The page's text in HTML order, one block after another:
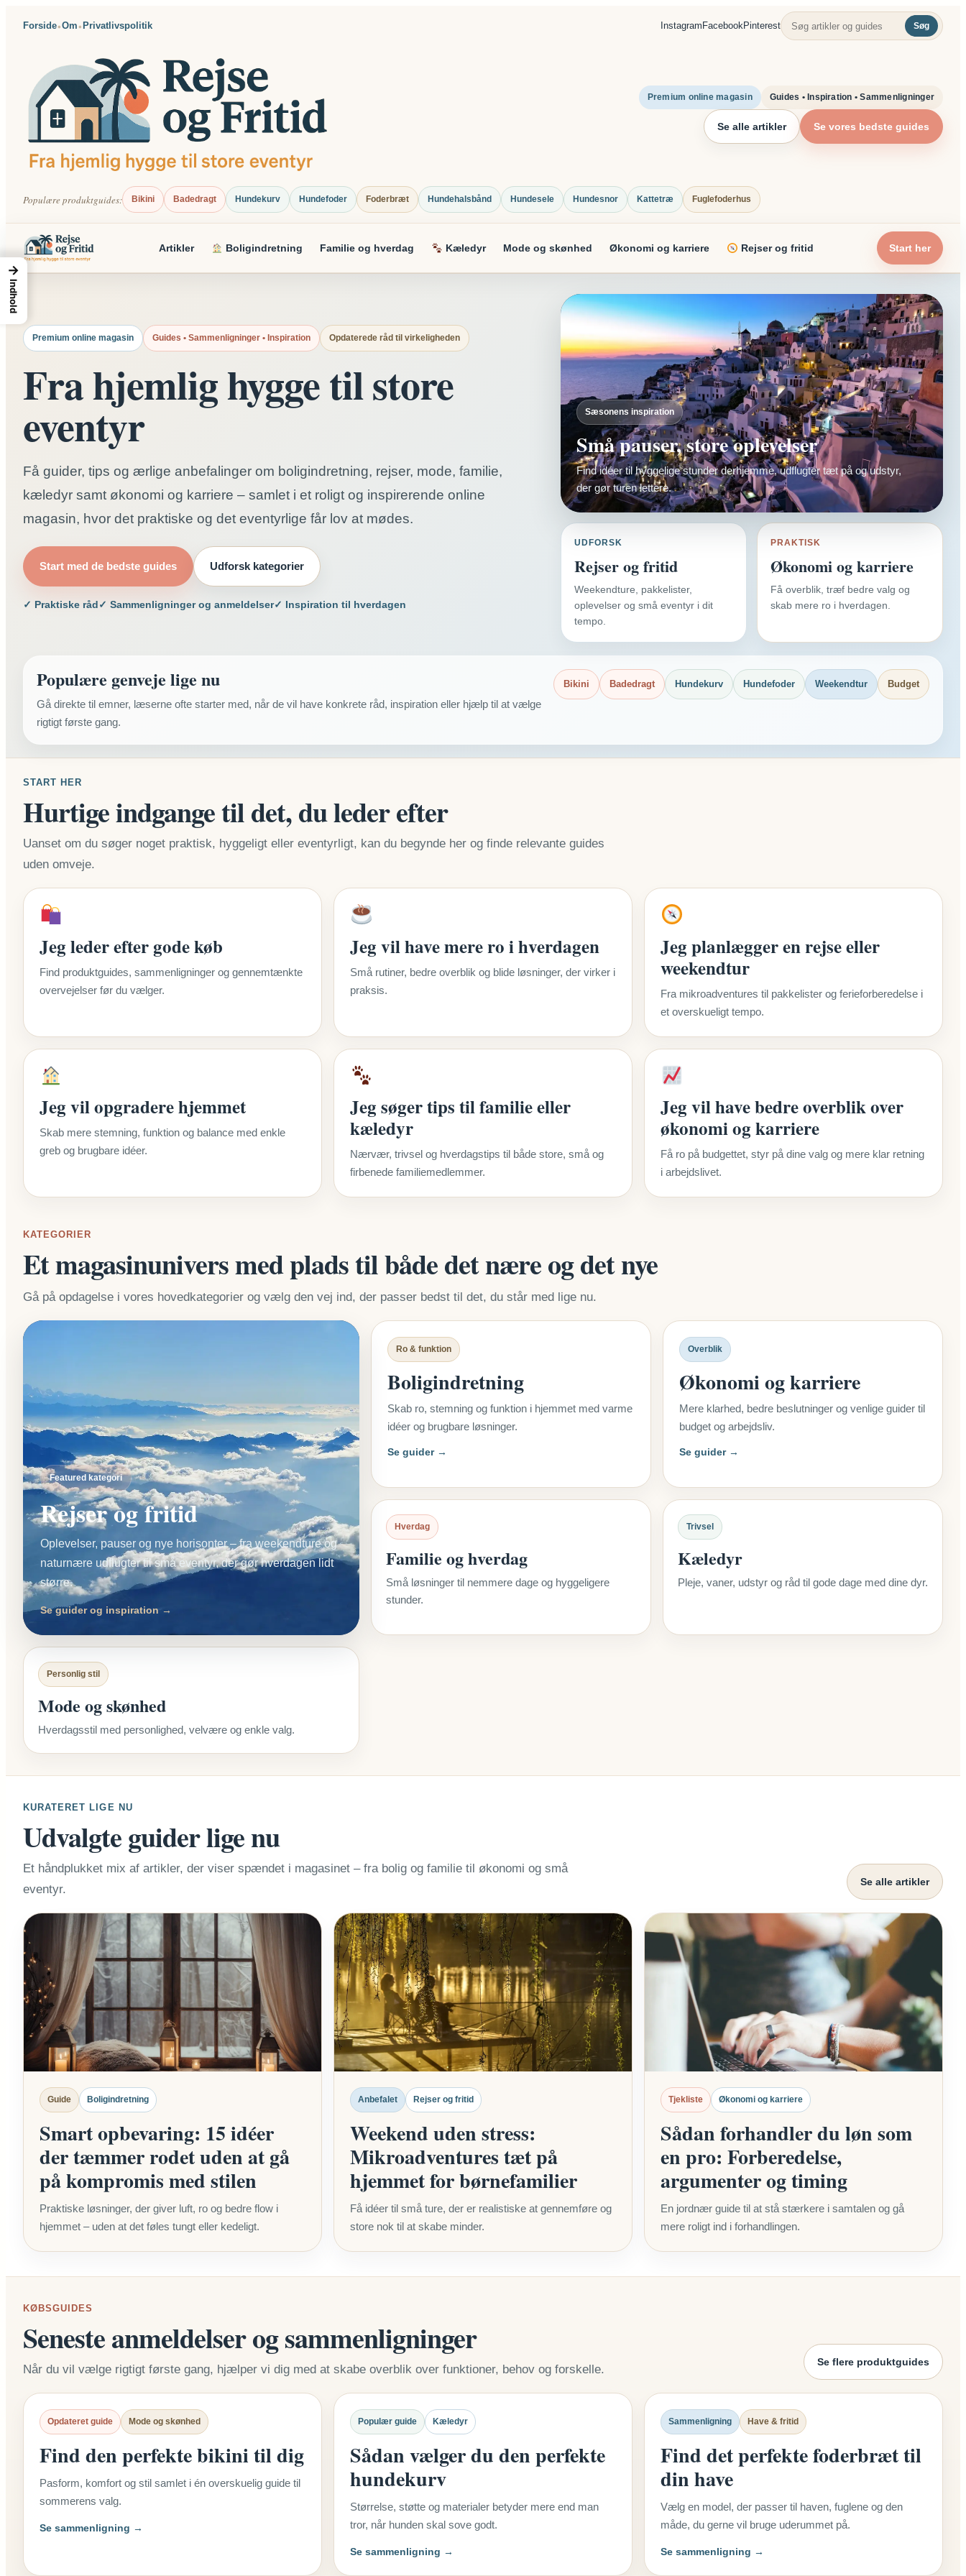
Forside•Om• Privatlivspolitik Instagram FacebookPinterest Søg
Premium online magasin Guides • Inspiration • Sammenligninger
Se alle artikler Se vores bedste guides
Populære produktguides: Bikini Badedragt Hundekurv Hundefoder Foderbræt Hundehalsbånd Hundesele Hundesnor Kattetræ Fuglefoderhus
Artikler Boligindretning Familie og hverdag Kæledyr Mode og skønhed Økonomi og karriere Rejser og fritid Start her
Premium online magasin Guides • Sammenligninger • Inspiration Opdaterede råd til virkeligheden
Fra hjemlig hygge til store
eventyr
Få guider, tips og ærlige anbefalinger om boligindretning, rejser, mode, familie,
kæledyr samt økonomi og karriere – samlet i et roligt og inspirerende online
magasin, hvor det praktiske og det eventyrlige får lov at mødes.
Start med de bedste guides Udforsk kategorier
✓ Praktiske råd✓ Sammenligninger og anmeldelser✓ Inspiration til hverdagen
Sæsonens inspiration
Små pauser, store oplevelser
Find idéer til hyggelige stunder derhjemme, udflugter tæt på og udstyr,
der gør turen lettere.
UDFORSK
Rejser og fritid
Weekendture, pakkelister,
oplevelser og små eventyr i dit
tempo.
PRAKTISK
Økonomi og karriere
Få overblik, træf bedre valg og
skab mere ro i hverdagen.
Populære genveje lige nu
Gå direkte til emner, læserne ofte starter med, når de vil have konkrete råd, inspiration eller hjælp til at vælge
rigtigt første gang.
Bikini Badedragt Hundekurv Hundefoder Weekendtur Budget
START HER
Hurtige indgange til det, du leder efter
Uanset om du søger noget praktisk, hyggeligt eller eventyrligt, kan du begynde her og finde relevante guides
uden omveje.
Jeg leder efter gode køb
Find produktguides, sammenligninger og gennemtænkte
overvejelser før du vælger.
Jeg vil have mere ro i hverdagen
Små rutiner, bedre overblik og blide løsninger, der virker i
praksis.
Jeg planlægger en rejse eller
weekendtur
Fra mikroadventures til pakkelister og ferieforberedelse i
et overskueligt tempo.
Jeg vil opgradere hjemmet
Skab mere stemning, funktion og balance med enkle
greb og brugbare idéer.
Jeg søger tips til familie eller
kæledyr
Nærvær, trivsel og hverdagstips til både store, små og
firbenede familiemedlemmer.
Jeg vil have bedre overblik over
økonomi og karriere
Få ro på budgettet, styr på dine valg og mere klar retning
i arbejdslivet.
KATEGORIER
Et magasinunivers med plads til både det nære og det nye
Gå på opdagelse i vores hovedkategorier og vælg den vej ind, der passer bedst til det, du står med lige nu.
Featured kategori
Rejser og fritid
Oplevelser, pauser og nye horisonter – fra weekendture og
naturnære udflugter til små eventyr, der gør hverdagen lidt
større.
Se guider og inspiration →
Ro & funktion
Boligindretning
Skab ro, stemning og funktion i hjemmet med varme
idéer og brugbare løsninger.
Se guider →
Overblik
Økonomi og karriere
Mere klarhed, bedre beslutninger og venlige guider til
budget og arbejdsliv.
Se guider →
Hverdag
Familie og hverdag
Små løsninger til nemmere dage og hyggeligere
stunder.
Trivsel
Kæledyr
Pleje, vaner, udstyr og råd til gode dage med dine dyr.
Personlig stil
Mode og skønhed
Hverdagsstil med personlighed, velvære og enkle valg.
KURATERET LIGE NU
Udvalgte guider lige nu
Et håndplukket mix af artikler, der viser spændet i magasinet – fra bolig og familie til økonomi og små
eventyr.
Se alle artikler
Guide Boligindretning
Smart opbevaring: 15 idéer
der tæmmer rodet uden at gå
på kompromis med stilen
Praktiske løsninger, der giver luft, ro og bedre flow i
hjemmet – uden at det føles tungt eller kedeligt.
Anbefalet Rejser og fritid
Weekend uden stress:
Mikroadventures tæt på
hjemmet for børnefamilier
Få idéer til små ture, der er realistiske at gennemføre og
store nok til at skabe minder.
Tjekliste Økonomi og karriere
Sådan forhandler du løn som
en pro: Forberedelse,
argumenter og timing
En jordnær guide til at stå stærkere i samtalen og gå
mere roligt ind i forhandlingen.
KØBSGUIDES
Seneste anmeldelser og sammenligninger
Når du vil vælge rigtigt første gang, hjælper vi dig med at skabe overblik over funktioner, behov og forskelle.
Se flere produktguides
Opdateret guide Mode og skønhed
Find den perfekte bikini til dig
Pasform, komfort og stil samlet i én overskuelig guide til
sommerens valg.
Se sammenligning →
Populær guide Kæledyr
Sådan vælger du den perfekte
hundekurv
Størrelse, støtte og materialer betyder mere end man
tror, når hunden skal sove godt.
Se sammenligning →
Sammenligning Have & fritid
Find det perfekte foderbræt til
din have
Vælg en model, der passer til haven, fuglene og den
måde, du gerne vil bruge uderummet på.
Se sammenligning →
→
Indhold